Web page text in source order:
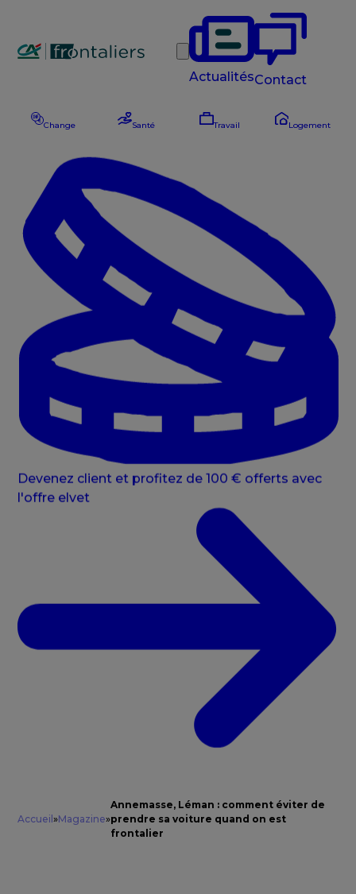
Rechercher
ActualitésContact
Change Santé Travail Logement
Devenez client et profitez de 100 € offerts avec
l'offre elvet
Accueil»Magazine»
Annemasse, Léman : comment éviter de
prendre sa voiture quand on est
frontalier